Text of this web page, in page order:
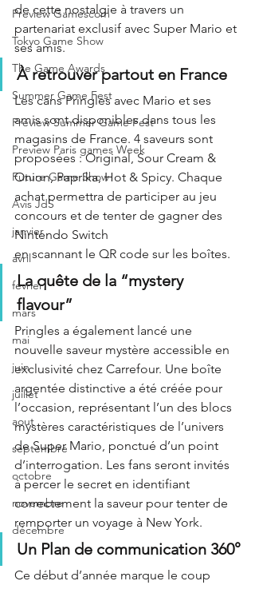
Preview Gamescom
Tokyo Game Show
The Game Awards
Summer Game Fest
Preview Summer Game Fest
Preview Paris games Week
Future Game Show
Avis JdS
janvier
avril
fevrier
mars
mai
juin
juillet
aout
septembre
octobre
novembre
décembre
de cette nostalgie à travers un
partenariat exclusif avec Super Mario et
ses amis.
À retrouver partout en France
Les cans Pringles avec Mario et ses
amis sont disponibles dans tous les
magasins de France. 4 saveurs sont
proposées : Original, Sour Cream &
Onion, Paprika, Hot & Spicy. Chaque
achat permettra de participer au jeu
concours et de tenter de gagner des
Nintendo Switch
en scannant le QR code sur les boîtes.
La quête de la “mystery
flavour”
Pringles a également lancé une
nouvelle saveur mystère accessible en
exclusivité chez Carrefour. Une boîte
argentée distinctive a été créée pour
l’occasion, représentant l’un des blocs
mystères caractéristiques de l’univers
de Super Mario, ponctué d’un point
d’interrogation. Les fans seront invités
à percer le secret en identifiant
correctement la saveur pour tenter de
remporter un voyage à New York.
Un Plan de communication 360°
Ce début d’année marque le coup